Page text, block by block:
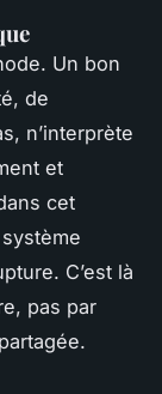
Un bon
de
n’interprète
et
cet
C’est là
pas par